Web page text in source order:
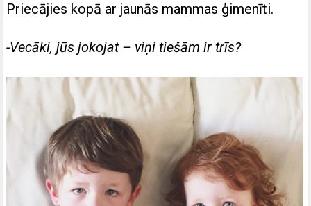
Priecājies kopā ar jaunās mammas ģimenīti.
-Vecāki, jūs jokojat – viņi tiešām ir trīs?